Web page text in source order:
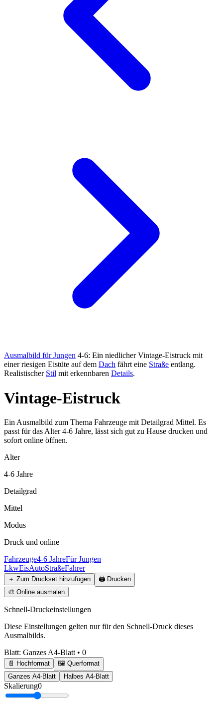
Ausmalbild für Jungen 4-6: Ein niedlicher Vintage-Eistruck mit
einer riesigen Eistüte auf dem Dach fährt eine Straße entlang.
Realistischer Stil mit erkennbaren Details.
Vintage-Eistruck
Ein Ausmalbild zum Thema Fahrzeuge mit Detailgrad Mittel. Es
passt für das Alter 4-6 Jahre, lässt sich gut zu Hause drucken und
sofort online öffnen.
Alter
4-6 Jahre
Detailgrad
Mittel
Modus
Druck und online
Fahrzeuge4-6 JahreFür Jungen
LkwEisAutoStraßeFahrer
＋ Zum Druckset hinzufügen 🖨️ Drucken
🎨 Online ausmalen
Schnell-Druckeinstellungen
Diese Einstellungen gelten nur für den Schnell-Druck dieses
Ausmalbilds.
Blatt: Ganzes A4-Blatt • 0
📄 Hochformat
🖼️ Querformat
Ganzes A4-Blatt
Halbes A4-Blatt
Skalierung0